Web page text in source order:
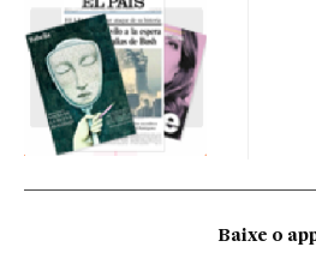
Baixe o